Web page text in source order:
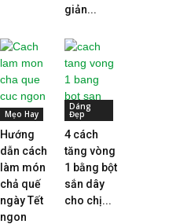
giản...
Mẹo Hay
Hướng
dẫn cách
làm món
chả quế
ngày Tết
ngon
Dáng
Đẹp
4 cách
tăng vòng
1 bằng bột
sắn dây
cho chị...